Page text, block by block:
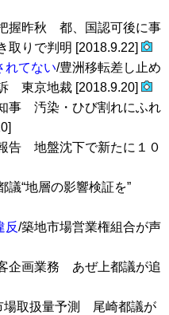
握昨秋 都、国認可後に事
取りで判明 [2018.9.22]
てない/豊洲移転差し止め
東京地裁 [2018.9.20]
事 汚染・ひび割れにふれ
告 地盤沈下で新たに１０
議“地層の影響検証を”
反/築地市場営業権組合が声
企画業務 あぜ上都議が追
場取扱量予測 尾崎都議が